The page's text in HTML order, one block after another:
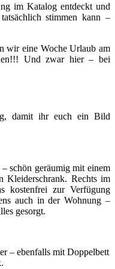
im Katalog entdeckt und
stimmen kann –
wir eine Woche Urlaub am
Und zwar hier – bei
damit ihr euch ein Bild
schön geräumig mit einem
Kleiderschrank. Rechts im
kostenfrei zur Verfügung
auch in der Wohnung –
gesorgt.
– ebenfalls mit Doppelbett